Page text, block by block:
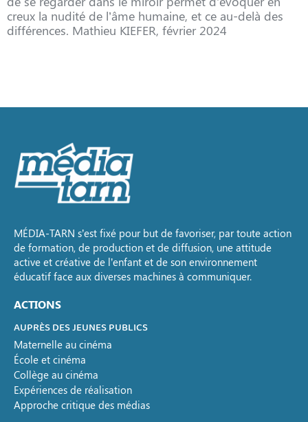
creux la nudité de l’âme humaine, et ce au-delà des
différences. Mathieu KIEFER, février 2024
MÉDIA-TARN s’est fixé pour but de favoriser, par toute action
de formation, de production et de diffusion, une attitude
active et créative de l’enfant et de son environnement
éducatif face aux diverses machines à communiquer.
ACTIONS
AUPRÈS DES JEUNES PUBLICS
Maternelle au cinéma
École et cinéma
Collège au cinéma
Expériences de réalisation
Approche critique des médias